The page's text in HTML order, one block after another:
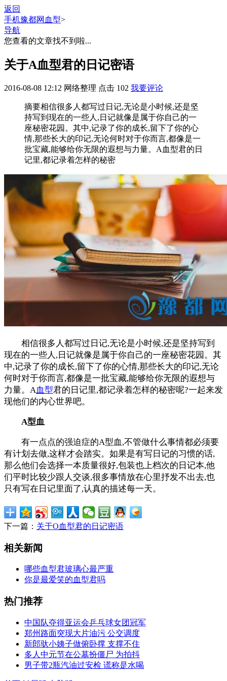
返回
手机豫都网 血型>
导航
您查看的文章找不到啦...
关于A血型君的日记密语
2016-08-08 12:12 网络整理 点击 102 我要评论
摘要相信很多人都写过日记,无论是小时候,还是坚
持写到现在的一些人,日记就像是属于你自己的一
座秘密花园。其中,记录了你的成长,留下了你的心
情,那些长大的印记,无论何时对于你而言,都像是一
批宝藏,能够给你无限的遐想与力量。A血型君的日
记里,都记录着怎样的秘密
相信很多人都写过日记,无论是小时候,还是坚持写到
现在的一些人,日记就像是属于你自己的一座秘密花园。其
中,记录了你的成长,留下了你的心情,那些长大的印记,无论
何时对于你而言,都像是一批宝藏,能够给你无限的遐想与
力量。A血型君的日记里,都记录着怎样的秘密呢?一起来发
现他们的内心世界吧。
A型血
有一点点的强迫症的A型血,不管做什么事情都必须要
有计划去做,这样才会踏实。如果是有写日记的习惯的话,
那么他们会选择一本质量很好,包装也上档次的日记本,他
们平时比较少跟人交谈,很多事情放在心里抒发不出去,也
只有写在日记里面了,认真的描述每一天。
下一篇： 关于O血型君的日记密语
相关新闻
哪些血型君玻璃心最严重
你是最爱笑的血型君吗
热门推荐
中国队夺得亚运会乒乓球女团冠军
郑州路面突现大片油污 公交调度
新郎驮小姨子做俯卧撑 支撑不住
多人中元节在公墓扮僵尸 为拍抖
男子带2瓶汽油过安检 谎称是水喝